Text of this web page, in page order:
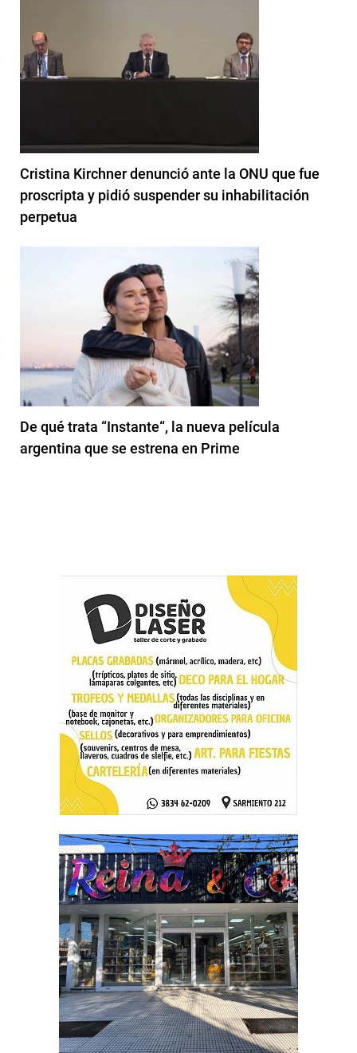
Cristina Kirchner denunció ante la ONU que fue
proscripta y pidió suspender su inhabilitación
perpetua
De qué trata “Instante“, la nueva película
argentina que se estrena en Prime